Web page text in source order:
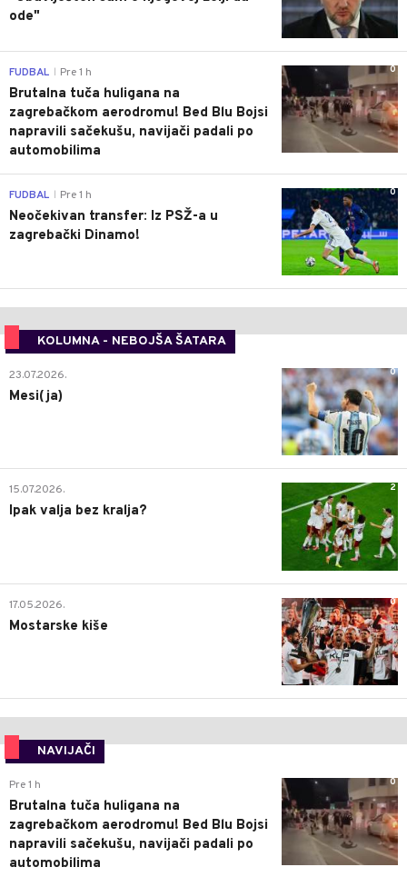
ode"
0
FUDBAL Pre 1 h
Brutalna tuča huligana na
zagrebačkom aerodromu! Bed Blu Bojsi
napravili sačekušu, navijači padali po
automobilima
0
FUDBAL Pre 1 h
Neočekivan transfer: Iz PSŽ-a u
zagrebački Dinamo!
KOLUMNA - NEBOJŠA ŠATARA
0
23.07.2026.
Mesi(ja)
2
15.07.2026.
Ipak valja bez kralja?
0
17.05.2026.
Mostarske kiše
NAVIJAČI
0
Pre 1 h
Brutalna tuča huligana na
zagrebačkom aerodromu! Bed Blu Bojsi
napravili sačekušu, navijači padali po
automobilima